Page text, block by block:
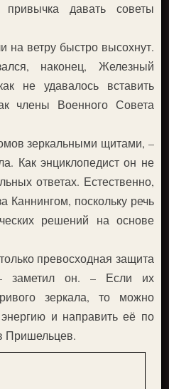
привычка давать советы
ветру быстро высохнут.
наконец, Железный
не удавалось вставить
члены Военного Совета
зеркальными щитами, –
Как энциклопедист он не
ответах. Естественно,
поскольку речь
решений на основе
превосходная защита
заметил он. – Если их
зеркала, то можно
и направить её по
Пришельцев.